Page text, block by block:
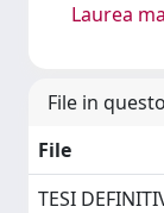
Laurea
File in
File
TESI